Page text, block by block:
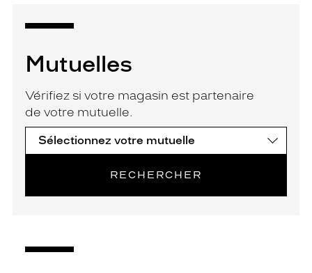
Mutuelles
Vérifiez si votre magasin est partenaire
de votre mutuelle.
RECHERCHER